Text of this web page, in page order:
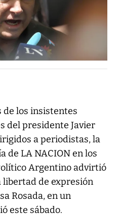
de los insistentes
del presidente Javier
a periodistas, la
de LA NACION en los
Argentino advirtió
libertad de expresión
Rosada, en un
este sábado.